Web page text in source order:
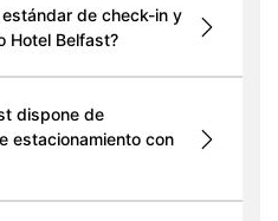
de check-in y
Hotel Belfast?
dispone de
estacionamiento con